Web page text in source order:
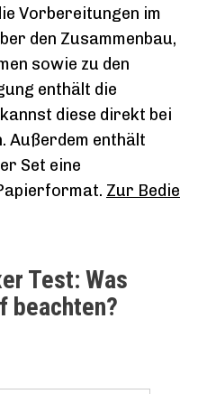
Vorbereitungen im
den Zusammenbau,
sowie zu den
enthält die
diese direkt bei
Außerdem enthält
Set eine
Zur Bedie
Test: Was
beachten?